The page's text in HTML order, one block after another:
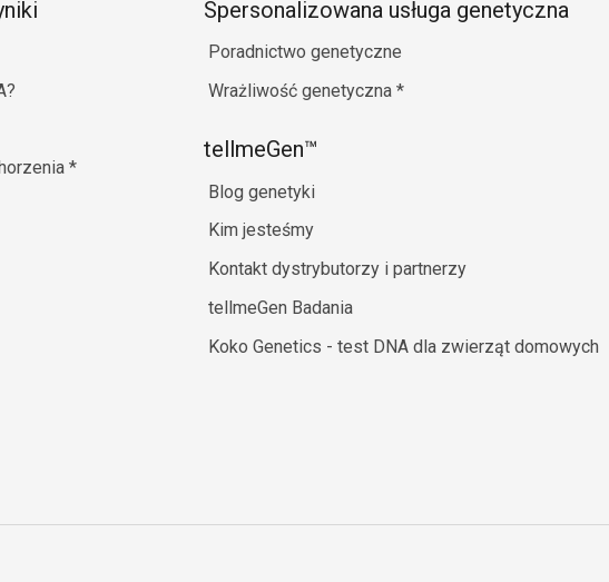
*
Spersonalizowana usługa genetyczna
Poradnictwo genetyczne
Wrażliwość genetyczna *
tellmeGen™
Blog genetyki
Kim jesteśmy
Kontakt dystrybutorzy i partnerzy
tellmeGen Badania
Koko Genetics - test DNA dla zwierząt domowych